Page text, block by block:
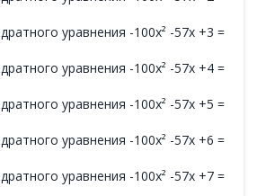
уравнения -100x² -57x +3 =
уравнения -100x² -57x +4 =
уравнения -100x² -57x +5 =
уравнения -100x² -57x +6 =
уравнения -100x² -57x +7 =